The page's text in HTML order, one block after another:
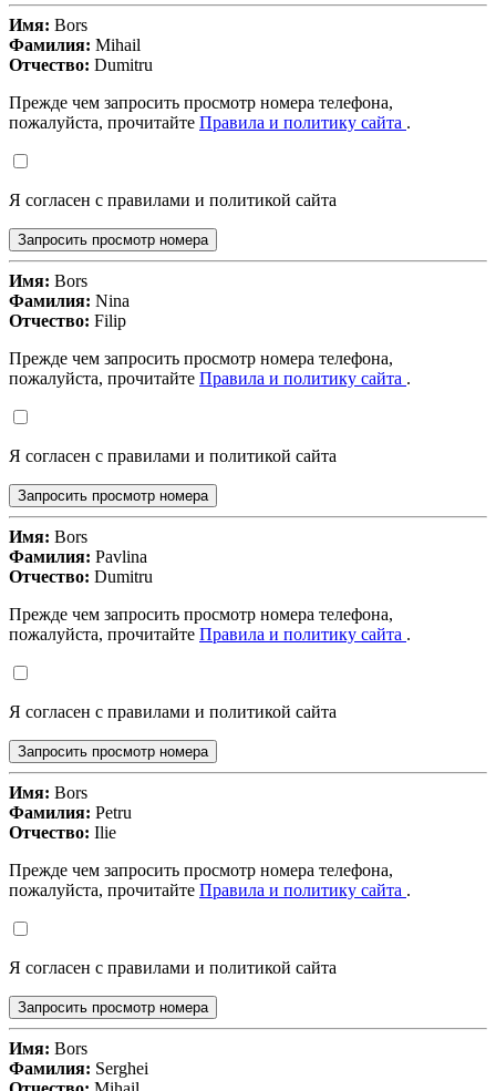
Имя: Bors
Фамилия: Mihail
Отчество: Dumitru
Прежде чем запросить просмотр номера телефона,
пожалуйста, прочитайте Правила и политику сайта .
Я согласен с правилами и политикой сайта
Запросить просмотр номера
Имя: Bors
Фамилия: Nina
Отчество: Filip
Прежде чем запросить просмотр номера телефона,
пожалуйста, прочитайте Правила и политику сайта .
Я согласен с правилами и политикой сайта
Запросить просмотр номера
Имя: Bors
Фамилия: Pavlina
Отчество: Dumitru
Прежде чем запросить просмотр номера телефона,
пожалуйста, прочитайте Правила и политику сайта .
Я согласен с правилами и политикой сайта
Запросить просмотр номера
Имя: Bors
Фамилия: Petru
Отчество: Ilie
Прежде чем запросить просмотр номера телефона,
пожалуйста, прочитайте Правила и политику сайта .
Я согласен с правилами и политикой сайта
Запросить просмотр номера
Имя: Bors
Фамилия: Serghei